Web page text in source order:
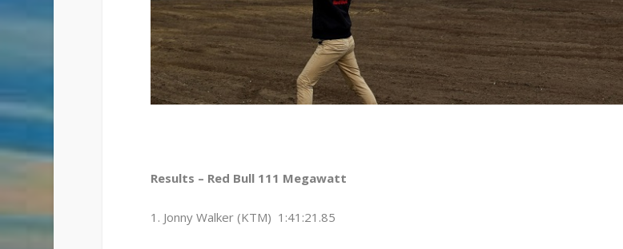
Results – Red Bull 111 Megawatt
1. Jonny Walker (KTM) 1:41:21.85